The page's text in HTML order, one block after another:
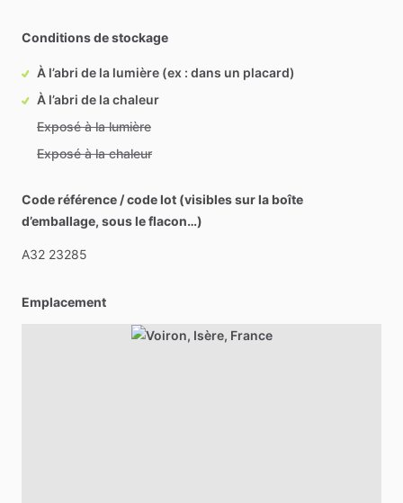
Conditions de stockage
À l’abri de la lumière (ex : dans un placard)
À l’abri de la chaleur
Exposé à la lumière
Exposé à la chaleur
Code référence / code lot (visibles sur la boîte
d’emballage, sous le flacon…)
A32 23285
Emplacement